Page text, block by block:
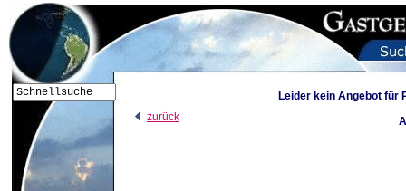
zurück
Leider kein Angebot für